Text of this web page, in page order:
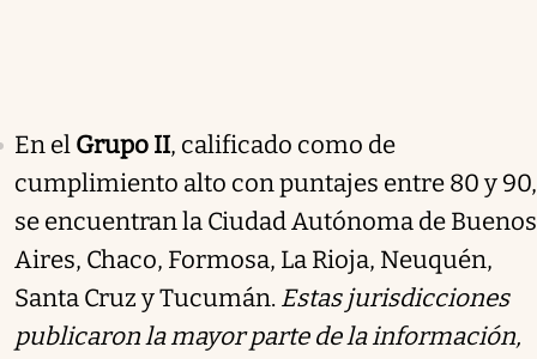
En el Grupo II, calificado como de
cumplimiento alto con puntajes entre 80 y 90,
se encuentran la Ciudad Autónoma de Buenos
Aires, Chaco, Formosa, La Rioja, Neuquén,
Santa Cruz y Tucumán. Estas jurisdicciones
publicaron la mayor parte de la información,